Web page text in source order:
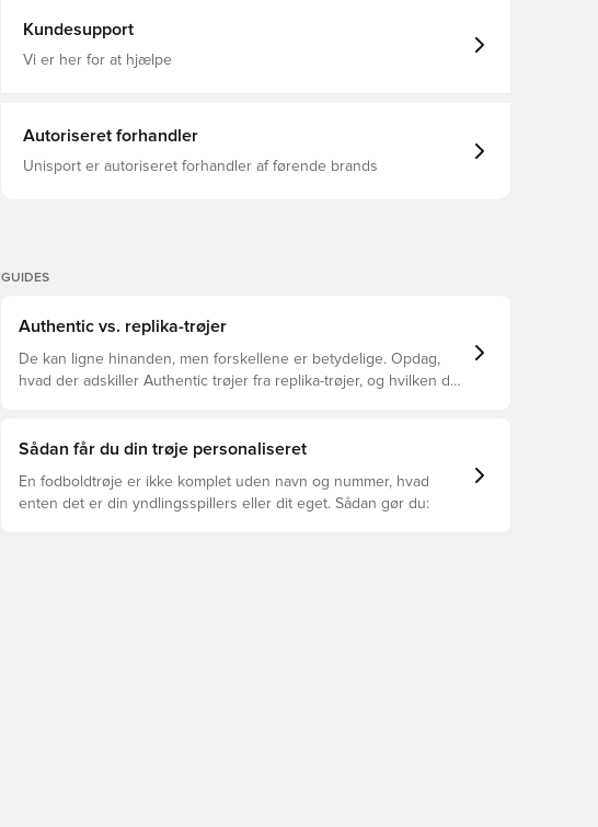
Kundesupport
Vi er her for at hjælpe
Autoriseret forhandler
Unisport er autoriseret forhandler af førende brands
GUIDES
Authentic vs. replika-trøjer
De kan ligne hinanden, men forskellene er betydelige. Opdag,
hvad der adskiller Authentic trøjer fra replika-trøjer, og hvilken der
Sådan får du din trøje personaliseret
En fodboldtrøje er ikke komplet uden navn og nummer, hvad
enten det er din yndlingsspillers eller dit eget. Sådan gør du: